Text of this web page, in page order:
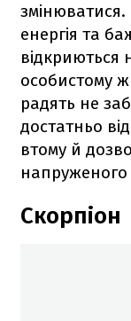
змінюватися.
енергія та
відкриються
особистому
радять не
достатньо
втому й
напруженого
Скорпіон